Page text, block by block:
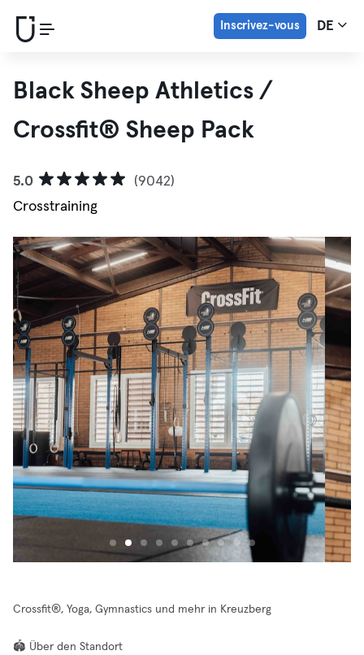
Inscrivez-vous DE
Black Sheep Athletics /
Crossfit® Sheep Pack
5.0
(9042)
Crosstraining
Crossfit®, Yoga, Gymnastics und mehr in Kreuzberg
🏟️ Über den Standort